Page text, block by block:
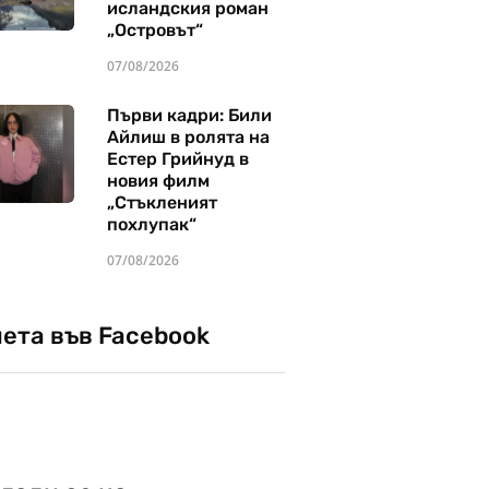
исландския роман
„Островът“
07/08/2026
Първи кадри: Били
Айлиш в ролята на
Естер Грийнуд в
новия филм
„Стъкленият
похлупак“
07/08/2026
във Facebook